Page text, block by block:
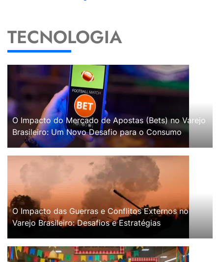
TECNOLOGIA
O Impacto do Mercado de Apostas (Bets) no Varejo
Brasileiro: Um Novo Desafio para o Consumo
O Impacto das Guerras e Conflitos Externos no
Varejo Brasileiro: Desafios e Estratégias